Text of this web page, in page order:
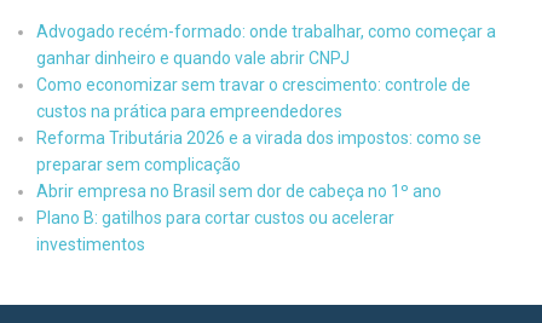
Advogado recém-formado: onde trabalhar, como começar a
ganhar dinheiro e quando vale abrir CNPJ
Como economizar sem travar o crescimento: controle de
custos na prática para empreendedores
Reforma Tributária 2026 e a virada dos impostos: como se
preparar sem complicação
Abrir empresa no Brasil sem dor de cabeça no 1º ano
Plano B: gatilhos para cortar custos ou acelerar
investimentos